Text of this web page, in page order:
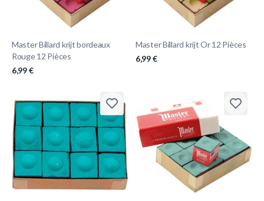
Master Billard krijt bordeaux
Rouge 12 Pièces
6,99 €
Master Billard krijt Or 12 Pièces
6,99 €